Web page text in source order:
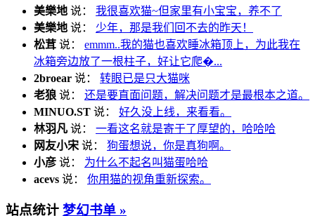
美樂地 说： 我很喜欢猫~但家里有小宝宝，养不了
美樂地 说： 少年，那是我们回不去的昨天！
松茸 说： emmm..我的猫也喜欢睡冰箱顶上，为此我在
冰箱旁边放了一根柱子，好让它爬�...
2broear 说： 转眼已是只大猫咪
老狼 说： 还是要直面问题，解决问题才是最根本之道。
MINUO.ST 说： 好久没上线，来看看。
林羽凡 说： 一看这名就是寄于了厚望的，哈哈哈
网友小宋 说： 狗蛋想说，你是真狗啊。
小彦 说： 为什么不起名叫猫蛋哈哈
acevs 说： 你用猫的视角重新探索。
站点统计 梦幻书单 »